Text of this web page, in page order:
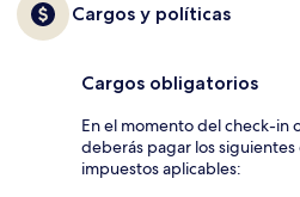
Cargos y políticas
Cargos obligatorios
En el momento del check-in
deberás pagar los
impuestos aplicables: